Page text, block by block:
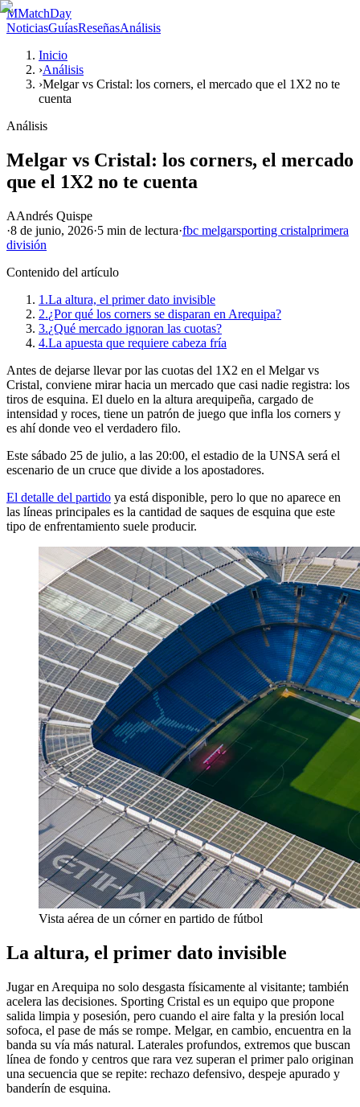
MMatchDay
NoticiasGuíasReseñasAnálisis
Inicio
›Análisis
›Melgar vs Cristal: los corners, el mercado que el 1X2 no te
cuenta
Análisis
Melgar vs Cristal: los corners, el mercado
que el 1X2 no te cuenta
AAndrés Quispe
·8 de junio, 2026·5 min de lectura·fbc melgarsporting cristalprimera
división
Contenido del artículo
1.La altura, el primer dato invisible
2.¿Por qué los corners se disparan en Arequipa?
3.¿Qué mercado ignoran las cuotas?
4.La apuesta que requiere cabeza fría
Antes de dejarse llevar por las cuotas del 1X2 en el Melgar vs
Cristal, conviene mirar hacia un mercado que casi nadie registra: los
tiros de esquina. El duelo en la altura arequipeña, cargado de
intensidad y roces, tiene un patrón de juego que infla los corners y
es ahí donde veo el verdadero filo.
Este sábado 25 de julio, a las 20:00, el estadio de la UNSA será el
escenario de un cruce que divide a los apostadores.
El detalle del partido ya está disponible, pero lo que no aparece en
las líneas principales es la cantidad de saques de esquina que este
tipo de enfrentamiento suele producir.
Vista aérea de un córner en partido de fútbol
La altura, el primer dato invisible
Jugar en Arequipa no solo desgasta físicamente al visitante; también
acelera las decisiones. Sporting Cristal es un equipo que propone
salida limpia y posesión, pero cuando el aire falta y la presión local
sofoca, el pase de más se rompe. Melgar, en cambio, encuentra en la
banda su vía más natural. Laterales profundos, extremos que buscan
línea de fondo y centros que rara vez superan el primer palo originan
una secuencia que se repite: rechazo defensivo, despeje apurado y
banderín de esquina.